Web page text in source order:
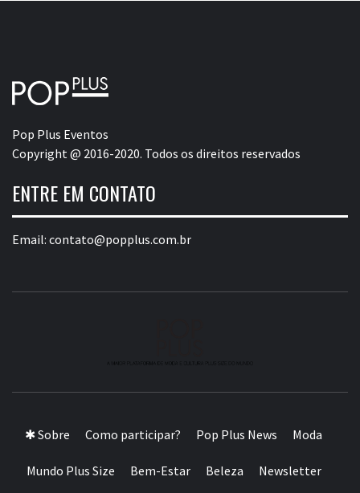
Pop Plus Eventos
Copyright @ 2016-2020. Todos os direitos reservados
ENTRE EM CONTATO
Email: contato@popplus.com.br
✱ Sobre Como participar? Pop Plus News Moda
Mundo Plus Size Bem-Estar Beleza Newsletter